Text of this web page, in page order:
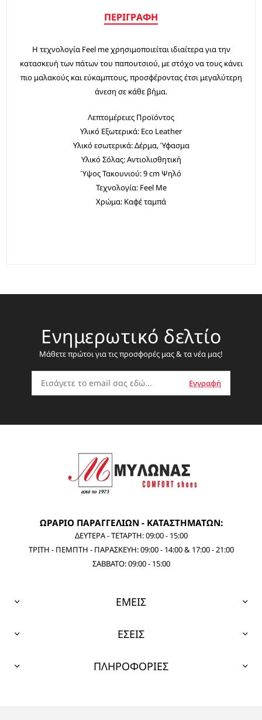
ΠΕΡΙΓΡΑΦΉ
Η τεχνολογία Feel me χρησιμοποιείται ιδιαίτερα για την
κατασκευή των πάτων του παπουτσιού, με στόχο να τους κάνει
πιο μαλακούς και εύκαμπτους, προσφέροντας έτσι μεγαλύτερη
άνεση σε κάθε βήμα.
Λεπτομέρειες Προϊόντος
Υλικό Εξωτερικά: Eco Leather
Υλικό εσωτερικά: Δέρμα, Ύφασμα
Υλικό Σόλας: Αντιολισθητική
Ύψος Τακουνιού: 9 cm Ψηλό
Τεχνολογία: Feel Me
Χρώμα: Καφέ ταμπά
Ενημερωτικό δελτίο
Μάθετε πρώτοι για τις προσφορές μας & τα νέα μας!
ΩΡΑΡΙΟ ΠΑΡΑΓΓΕΛΙΩΝ - ΚΑΤΑΣΤΗΜΑΤΩΝ:
ΔΕΥΤΕΡΑ - ΤΕΤΑΡΤΗ: 09:00 - 15:00
ΤΡΙΤΗ - ΠΕΜΠΤΗ - ΠΑΡΑΣΚΕΥΗ: 09:00 - 14:00 & 17:00 - 21:00
ΣΑΒΒΑΤΟ: 09:00 - 15:00
ΕΜΕΙΣ
ΕΣΕΙΣ
ΠΛΗΡΟΦΟΡΙΕΣ